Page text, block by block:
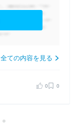
全ての内容を見る
0 0